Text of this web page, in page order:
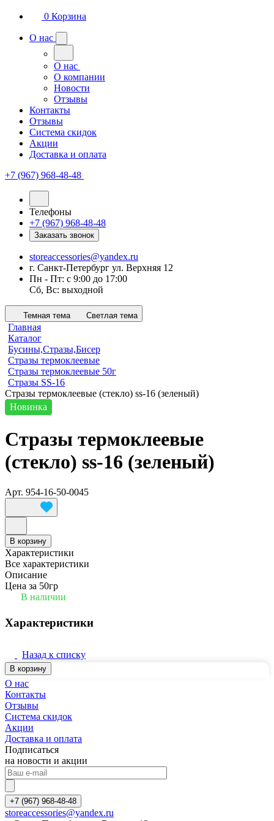
0 Корзина
О нас
О нас
О компании
Новости
Отзывы
Контакты
Отзывы
Система скидок
Акции
Доставка и оплата
+7 (967) 968-48-48
Телефоны
+7 (967) 968-48-48
Заказать звонок
storeaccessories@yandex.ru
г. Санкт-Петербург ул. Верхняя 12
Пн - Пт: с 9:00 до 17:00
Сб, Вс: выходной
Темная тема Светлая тема
Главная
Каталог
Бусины,Стразы,Бисер
Стразы термоклеевые
Стразы термоклеевые 50г
Стразы SS-16
Стразы термоклеевые (стекло) ss-16 (зеленый)
Новинка
Стразы термоклеевые
(стекло) ss-16 (зеленый)
Арт. 954-16-50-0045
В корзину
Характеристики
Все характеристики
Описание
Цена за 50гр
В наличии
Характеристики
Назад к списку
В корзину
О нас
Контакты
Отзывы
Система скидок
Акции
Доставка и оплата
Подписаться
на новости и акции
+7 (967) 968-48-48
storeaccessories@yandex.ru